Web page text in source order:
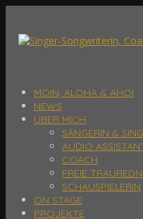
MOIN, ALOHA & AHOI
NEWS
ÜBER MICH
SÄNGERIN &
AUDIO
COACH
FREIE
SCHAUSPIELERIN
ON STAGE
PROJEKTE